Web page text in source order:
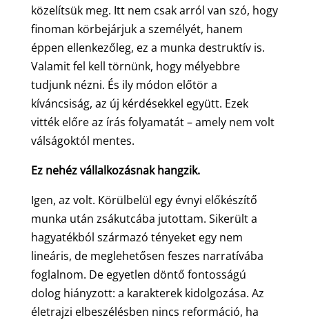
közelítsük meg. Itt nem csak arról van szó, hogy
finoman körbejárjuk a személyét, hanem
éppen ellenkezőleg, ez a munka destruktív is.
Valamit fel kell törnünk, hogy mélyebbre
tudjunk nézni. És ily módon előtör a
kíváncsiság, az új kérdésekkel együtt. Ezek
vitték előre az írás folyamatát – amely nem volt
válságoktól mentes.
Ez nehéz vállalkozásnak hangzik.
Igen, az volt. Körülbelül egy évnyi előkészítő
munka után zsákutcába jutottam. Sikerült a
hagyatékból származó tényeket egy nem
lineáris, de meglehetősen feszes narratívába
foglalnom. De egyetlen döntő fontosságú
dolog hiányzott: a karakterek kidolgozása. Az
életrajzi elbeszélésben nincs reformáció, ha